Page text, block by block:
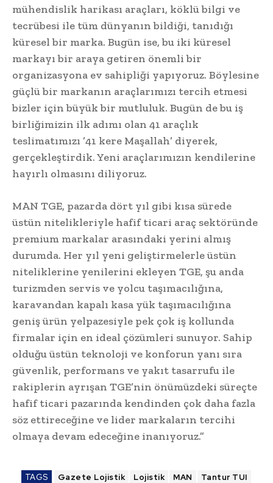
mühendislik harikası araçları, köklü bilgi ve
tecrübesi ile tüm dünyanın bildiği, tanıdığı
küresel bir marka. Bugün ise, bu iki küresel
markayı bir araya getiren önemli bir
organizasyona ev sahipliği yapıyoruz. Böylesine
güçlü bir markanın araçlarımızı tercih etmesi
bizler için büyük bir mutluluk. Bugün de bu iş
birliğimizin ilk adımı olan 41 araçlık
teslimatımızı ’41 kere Maşallah’ diyerek,
gerçekleştirdik. Yeni araçlarımızın kendilerine
hayırlı olmasını diliyoruz.
MAN TGE, pazarda dört yıl gibi kısa sürede
üstün nitelikleriyle hafif ticari araç sektöründe
premium markalar arasındaki yerini almış
durumda. Her yıl yeni geliştirmelerle üstün
niteliklerine yenilerini ekleyen TGE, şu anda
turizmden servis ve yolcu taşımacılığına,
karavandan kapalı kasa yük taşımacılığına
geniş ürün yelpazesiyle pek çok iş kollunda
firmalar için en ideal çözümleri sunuyor. Sahip
olduğu üstün teknoloji ve konforun yanı sıra
güvenlik, performans ve yakıt tasarrufu ile
rakiplerin ayrışan TGE’nin önümüzdeki süreçte
hafif ticari pazarında kendinden çok daha fazla
söz ettireceğine ve lider markaların tercihi
olmaya devam edeceğine inanıyoruz.”
TAGS Gazete Lojistik Lojistik MAN Tantur TUI